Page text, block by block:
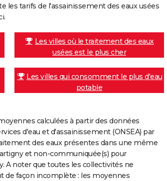
les tarifs de l'assainissement des eaux usées
Les villes où le traitement des eaux
usées est le plus cher
Les villes qui consomment le plus d'eau
potable
calculées à partir des données
d'eau et d'assainissement (ONSEA) par
des eaux présentes dans une même
et non-communiquée(s) pour
A noter que toutes les collectivités ne
de façon incomplète : les moyennes